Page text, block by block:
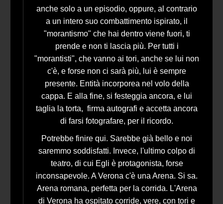
anche solo a un episodio, oppure, al contrario
a un intero suo combattimento ispirato, il
"morantismo" che hai dentro viene fuori, ti
prende e non ti lascia più. Per tutti i
"morantisti", che vanno ai tori, anche se lui non
c'è, e forse non ci sarà più, lui è sempre
presente. Entità incorporea nel volo della
cappa. E alla fine, si festeggia ancora, e lui
taglia la torta, firma autografi e accetta ancora
di farsi fotografare, per il ricordo.
Potrebbe finire qui. Sarebbe già bello e noi
saremmo soddisfatti. Invece, l'ultimo colpo di
teatro, di cui Egli è protagonista, forse
inconsapevole. A Verona c'è una Arena. Si sa.
Arena romana, perfetta per la corrida. L'Arena
di Verona ha ospitato corride, vere, con tori e